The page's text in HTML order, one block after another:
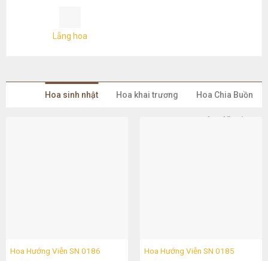
Lẵng hoa
Hoa sinh nhật Hoa khai trương Hoa Chia Buồn
Lan Hồ Điệp
Hoa Hướng Viễn SN 0186 Hoa Hướng Viễn SN 0185